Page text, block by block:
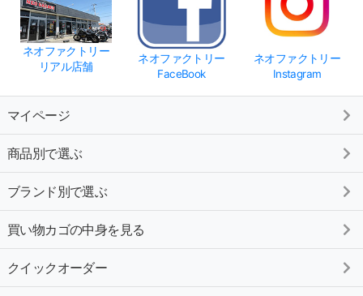
ネオファクトリー
リアル店舗
ネオファクトリー
FaceBook
ネオファクトリー
Instagram
マイページ
商品別で選ぶ
ブランド別で選ぶ
買い物カゴの中身を見る
クイックオーダー